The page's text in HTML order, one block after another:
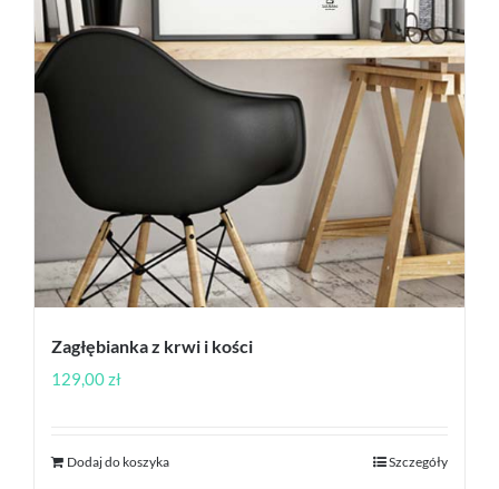
Zagłębianka z krwi i kości
129,00zł
Dodaj do koszyka Szczegóły